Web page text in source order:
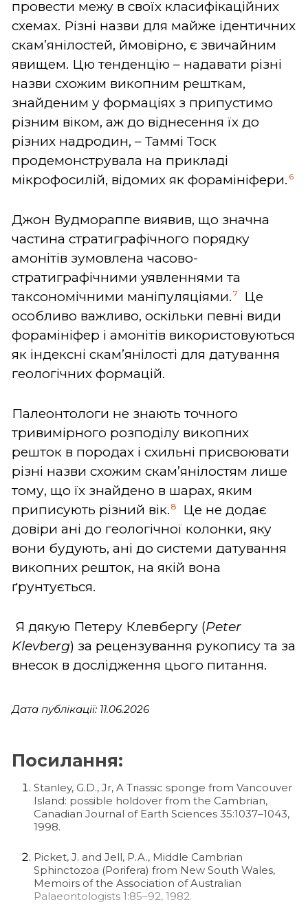
провести межу в своїх класифікаційних
схемах. Різні назви для майже ідентичних
скам’янілостей, ймовірно, є звичайним
явищем. Цю тенденцію – надавати різні
назви схожим викопним решткам,
знайденим у формаціях з припустимо
різним віком, аж до віднесення їх до
різних надродин, – Таммі Тоск
продемонструвала на прикладі
мікрофосилій, відомих як форамініфери. 6
Джон Вудмораппе виявив, що значна
частина стратиграфічного порядку
амонітів зумовлена часово-
стратиграфічними уявленнями та
таксономічними маніпуляціями. 7
Це
особливо важливо, оскільки певні види
форамініфер і амонітів використовуються
як індексні скам’янілості для датування
геологічних формацій.
Палеонтологи не знають точного
тривимірного розподілу викопних
решток в породах і схильні присвоювати
різні назви схожим скам’янілостям лише
тому, що їх знайдено в шарах, яким
приписують різний вік. 8
Це не додає
довіри ані до геологічної колонки, яку
вони будують, ані до системи датування
викопних решток, на якій вона
ґрунтується.
Я дякую Петеру Клевбергу (Peter
Klevberg) за рецензування рукопису та за
внесок в дослідження цього питання.
Дата публікації: 11.06.2026
Посилання:
Stanley, G.D., Jr, A Triassic sponge from Vancouver
Island: possible holdover from the Cambrian,
Canadian Journal of Earth Sciences 35:1037–1043,
1998.
Picket, J. and Jell, P.A., Middle Cambrian
Sphinctozoa (Porifera) from New South Wales,
Memoirs of the Association of Australian
Palaeontologists 1:85–92, 1982.